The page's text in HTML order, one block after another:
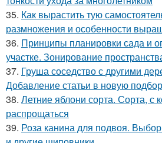
35. Как вырастить тую
размножения и особенности
36. Принципы планировки сада и
участке. Зонирование
37. Груша соседство с другими
Добавление статьи в новую
38. Летние яблони сорта. Сорта, с
распрощаться
39. Роза канина для подвоя.